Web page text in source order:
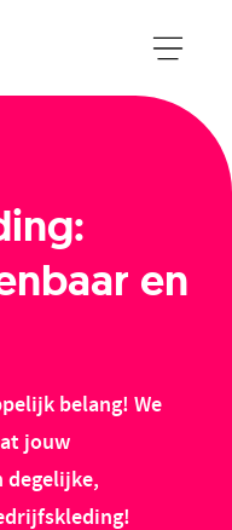
en
belang! We
jouw
degelijke,